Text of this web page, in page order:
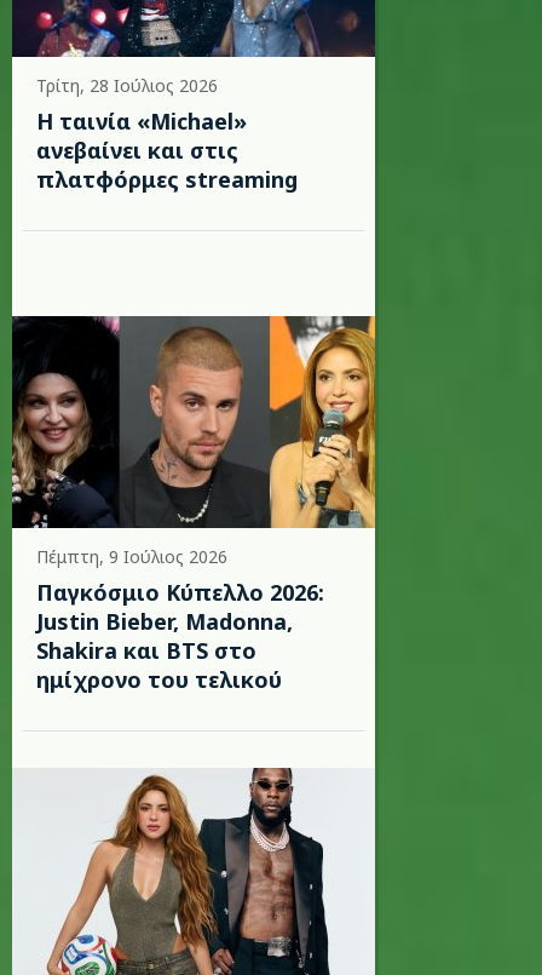
Τρίτη, 28 Ιούλιος 2026
Η ταινία «Michael»
ανεβαίνει και στις
πλατφόρμες streaming
Πέμπτη, 9 Ιούλιος 2026
Παγκόσμιο Κύπελλο 2026:
Justin Bieber, Madonna,
Shakira και BTS στο
ημίχρονο του τελικού